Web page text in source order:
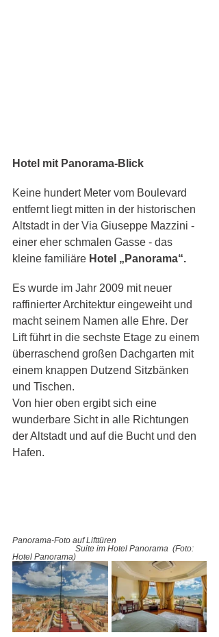
Hotel mit Panorama-Blick
Keine hundert Meter vom Boulevard
entfernt liegt mitten in der historischen
Altstadt in der Via Giuseppe Mazzini -
einer eher schmalen Gasse - das
kleine familiäre Hotel „Panorama“.
Es wurde im Jahr 2009 mit neuer
raffinierter Architektur eingeweiht und
macht seinem Namen alle Ehre. Der
Lift führt in die sechste Etage zu einem
überraschend großen Dachgarten mit
einem knappen Dutzend Sitzbänken
und Tischen.
Von hier oben ergibt sich eine
wunderbare Sicht in alle Richtungen
der Altstadt und auf die Bucht und den
Hafen.
Panorama-Foto auf Lifttüren
Suite im Hotel Panorama  (Foto:
Hotel Panorama)